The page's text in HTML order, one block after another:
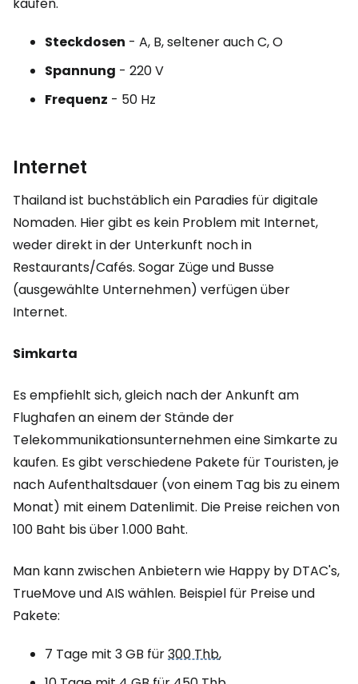
Steckdosen - A, B, seltener auch C, O
Spannung - 220 V
Frequenz - 50 Hz
Internet
Thailand ist buchstäblich ein Paradies für digitale
Nomaden. Hier gibt es kein Problem mit Internet,
weder direkt in der Unterkunft noch in
Restaurants/Cafés. Sogar Züge und Busse
(ausgewählte Unternehmen) verfügen über
Internet.
Simkarta
Es empfiehlt sich, gleich nach der Ankunft am
Flughafen an einem der Stände der
Telekommunikationsunternehmen eine Simkarte zu
kaufen. Es gibt verschiedene Pakete für Touristen, je
nach Aufenthaltsdauer (von einem Tag bis zu einem
Monat) mit einem Datenlimit. Die Preise reichen von
100 Baht bis über 1.000 Baht.
Man kann zwischen Anbietern wie Happy by DTAC's,
TrueMove und AIS wählen. Beispiel für Preise und
Pakete:
7 Tage mit 3 GB für300 Thb,